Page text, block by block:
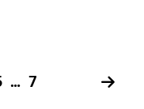
… 7